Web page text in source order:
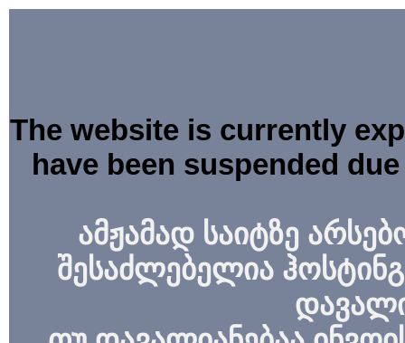
The website is currently
have been suspended
ამჟამად საიტზე
შესაძლებელია